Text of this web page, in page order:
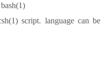
script. language can be